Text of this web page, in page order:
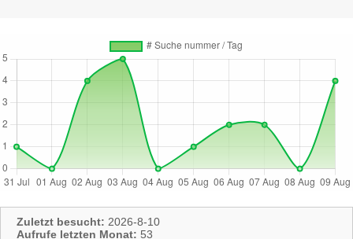
Zuletzt besucht: 2026-8-10
Aufrufe letzten Monat: 53